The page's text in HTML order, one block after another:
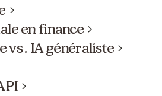
en finance
vs. IA généraliste